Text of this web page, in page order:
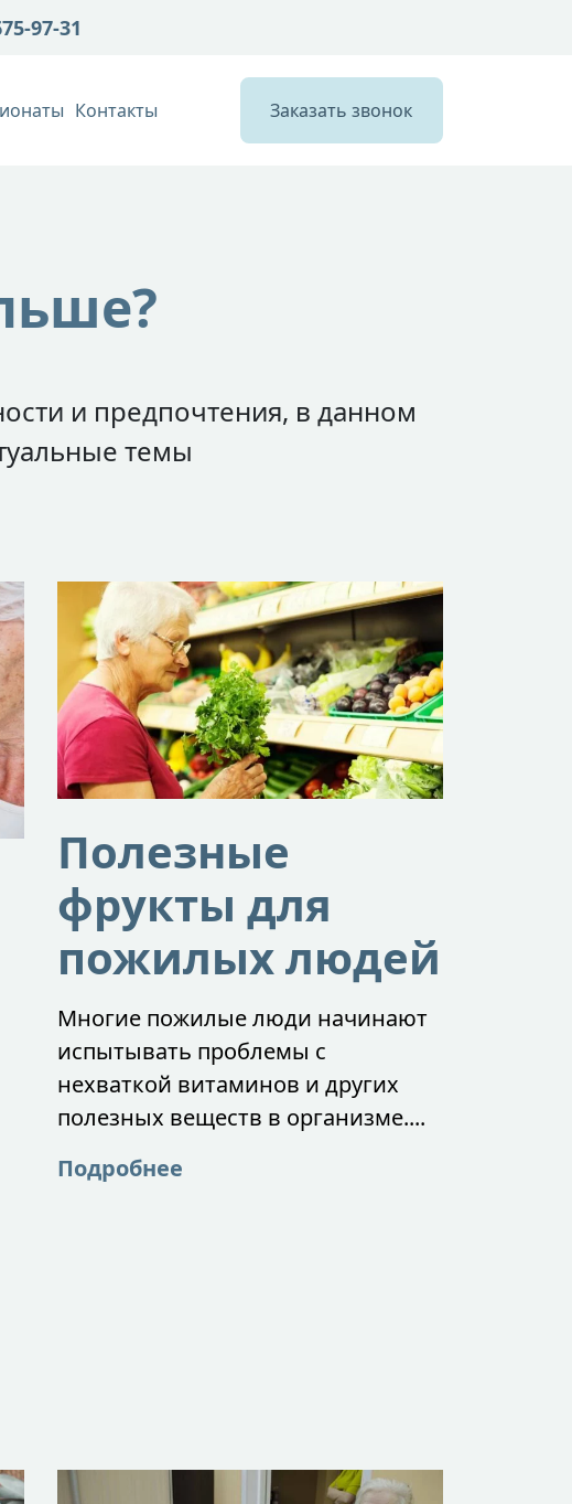
97-31
Контакты Заказать звонок
и предпочтения, в данном
темы
Полезные
фрукты для
пожилых людей
Многие пожилые люди начинают
испытывать проблемы с
нехваткой витаминов и других
полезных веществ в организме....
Подробнее